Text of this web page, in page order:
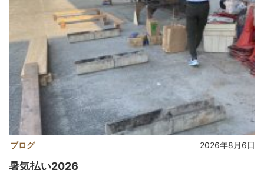
ブログ 2026年8月6日
暑気払い2026